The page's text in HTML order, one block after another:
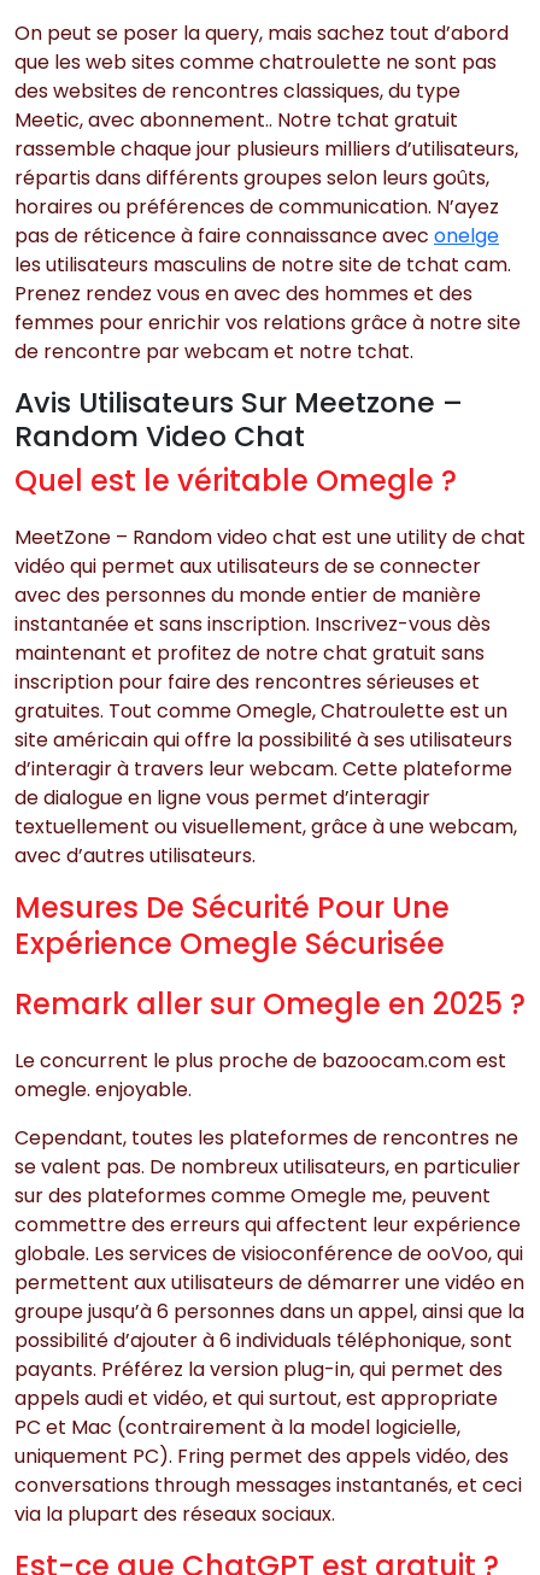
On peut se poser la query, mais sachez tout d’abord
que les web sites comme chatroulette ne sont pas
des websites de rencontres classiques, du type
Meetic, avec abonnement.. Notre tchat gratuit
rassemble chaque jour plusieurs milliers d’utilisateurs,
répartis dans différents groupes selon leurs goûts,
horaires ou préférences de communication. N’ayez
pas de réticence à faire connaissance avec onelge
les utilisateurs masculins de notre site de tchat cam.
Prenez rendez vous en avec des hommes et des
femmes pour enrichir vos relations grâce à notre site
de rencontre par webcam et notre tchat.
Avis Utilisateurs Sur Meetzone –
Random Video Chat
Quel est le véritable Omegle ?
MeetZone – Random video chat est une utility de chat
vidéo qui permet aux utilisateurs de se connecter
avec des personnes du monde entier de manière
instantanée et sans inscription. Inscrivez-vous dès
maintenant et profitez de notre chat gratuit sans
inscription pour faire des rencontres sérieuses et
gratuites. Tout comme Omegle, Chatroulette est un
site américain qui offre la possibilité à ses utilisateurs
d’interagir à travers leur webcam. Cette plateforme
de dialogue en ligne vous permet d’interagir
textuellement ou visuellement, grâce à une webcam,
avec d’autres utilisateurs.
Mesures De Sécurité Pour Une
Expérience Omegle Sécurisée
Remark aller sur Omegle en 2025 ?
Le concurrent le plus proche de bazoocam.com est
omegle. enjoyable.
Cependant, toutes les plateformes de rencontres ne
se valent pas. De nombreux utilisateurs, en particulier
sur des plateformes comme Omegle me, peuvent
commettre des erreurs qui affectent leur expérience
globale. Les services de visioconférence de ooVoo, qui
permettent aux utilisateurs de démarrer une vidéo en
groupe jusqu’à 6 personnes dans un appel, ainsi que la
possibilité d’ajouter à 6 individuals téléphonique, sont
payants. Préférez la version plug-in, qui permet des
appels audi et vidéo, et qui surtout, est appropriate
PC et Mac (contrairement à la model logicielle,
uniquement PC). Fring permet des appels vidéo, des
conversations through messages instantanés, et ceci
via la plupart des réseaux sociaux.
Est-ce que ChatGPT est gratuit ?